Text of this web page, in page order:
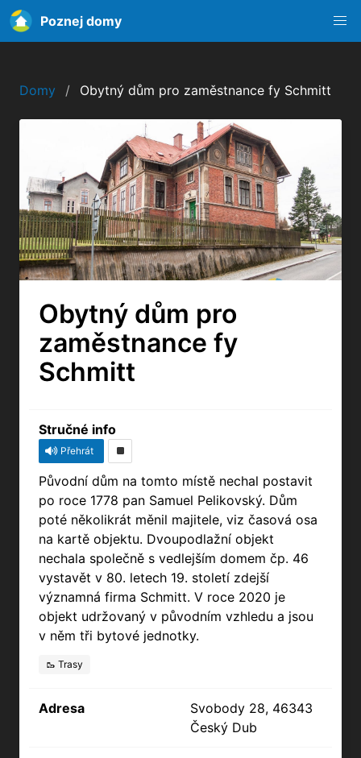
Poznej domy
Domy Obytný dům pro zaměstnance fy Schmitt
Obytný dům pro
zaměstnance fy
Schmitt
Stručné info
Přehrát
Původní dům na tomto místě nechal postavit
po roce 1778 pan Samuel Pelikovský. Dům
poté několikrát měnil majitele, viz časová osa
na kartě objektu. Dvoupodlažní objekt
nechala společně s vedlejším domem čp. 46
vystavět v 80. letech 19. století zdejší
významná firma Schmitt. V roce 2020 je
objekt udržovaný v původním vzhledu a jsou
v něm tři bytové jednotky.
🥾 Trasy
Adresa
Svobody 28, 46343
Český Dub